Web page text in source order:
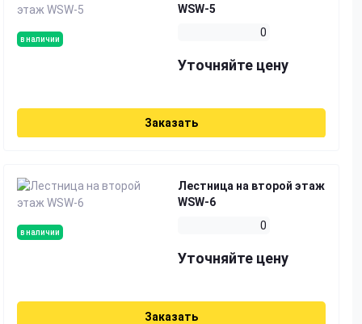
в наличии
WSW-5
0
Уточняйте цену
Заказать
в наличии
Лестница на второй этаж
WSW-6
0
Уточняйте цену
Заказать